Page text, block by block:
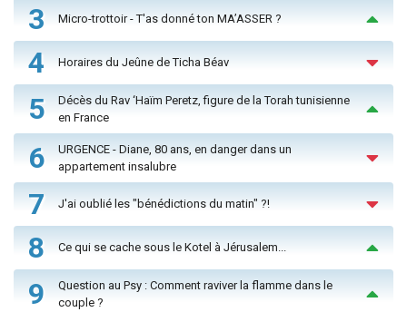
3 Micro-trottoir - T'as donné ton MA’ASSER ?
4 Horaires du Jeûne de Ticha Béav
5
Décès du Rav ‘Haïm Peretz, figure de la Torah tunisienne
en France
6
URGENCE - Diane, 80 ans, en danger dans un
appartement insalubre
7 J'ai oublié les "bénédictions du matin" ?!
8 Ce qui se cache sous le Kotel à Jérusalem...
9
Question au Psy : Comment raviver la flamme dans le
couple ?